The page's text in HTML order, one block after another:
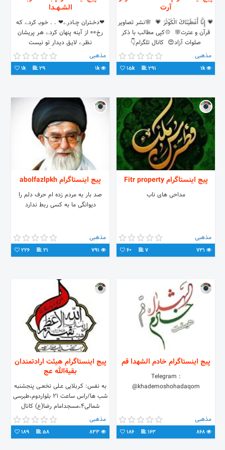
آرت
💗 إِنَّا أَعْطَيْنَاكَ الْكَوْثَرَ 💗 ‌ 🌸نشر تصاویر
قرآن و عترت🌸 ‌ 💠کپی مطالب با ذکر
صلوات آزاد😍 ‌‌ کانال تلگرام👇
مذهبی
1k
291
15k
الشــهــدا
❤دخــتـران چـــادرے❤ . . خـوبــ کردے کـه
رخ👀 از آینه پنهان کردے هـر پریشان
نـظـرے لایـق دیدار تو نیست
#چادری_ها_فرشته_اند☝💔 . . کپی با
ذکر صلوات
مذهبی
1k
29
1k
پیج اینستاگرام Fitr property
مداحی های ناب
مذهبی
7
60
پیج اینستاگرام abolfazlpkh
صد بار به مردم زده ام حرف دلم را
دیوانگی ما به کسی ربط ندارد
مذهبی
21
226
پیج اینستاگرام خادم الشهدا قم
Telegram :
@khademoshohadaqom
مذهبی
163
186
پیج اینستاگرام هیئت ارادتمندان
بقیةالله عج
به نفس: کـربـلایی عــلی نخعـــی پنجشنبه
شب ها/راس ساعت ۲۱ بلواردوم،طبرسی
شمالی۴،مسجدامام رضا(ع) کانال
تلگرامt.me/eradatmandan313
مذهبی
58
189